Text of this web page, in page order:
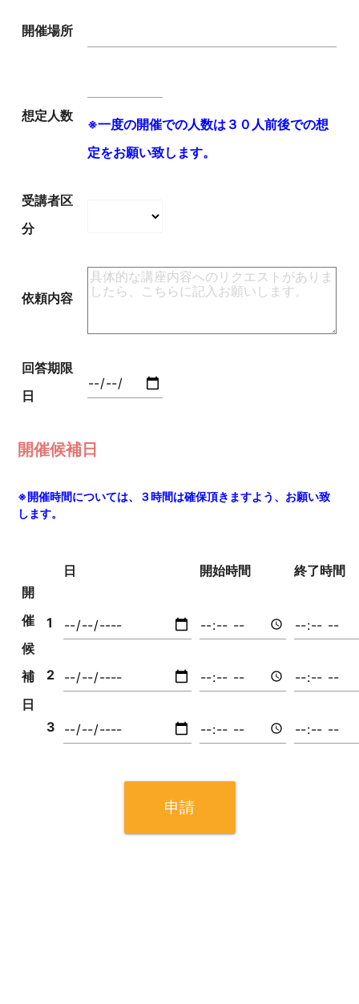
開催場所
想定人数
※一度の開催での人数は３０人前後での想
定をお願い致します。
受講者区
分
依頼内容
回答期限
日
開催候補日
※開催時間については、３時間は確保頂きますよう、お願い致
します。
開
催
候
補
日
日 開始時間 終了時間
1
2
3
申請